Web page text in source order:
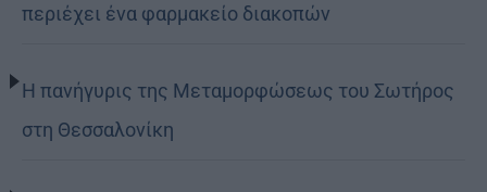
περιέχει ένα φαρμακείο διακοπών
Η πανήγυρις της Μεταμορφώσεως του Σωτήρος
στη Θεσσαλονίκη